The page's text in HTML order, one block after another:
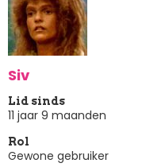
Siv
Lid sinds
11 jaar 9 maanden
Rol
Gewone gebruiker